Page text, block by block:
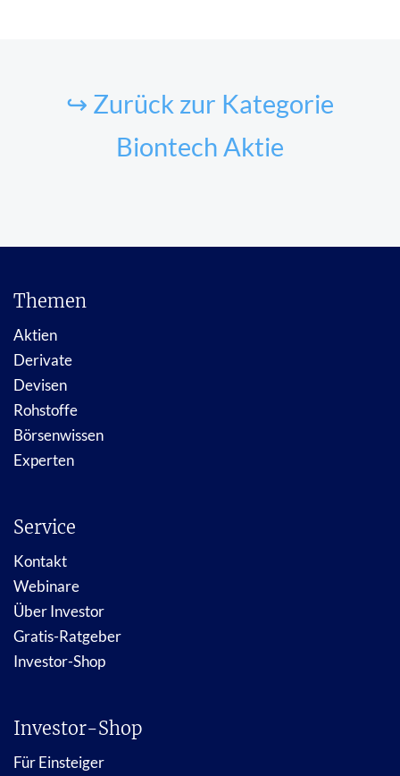
↪ Zurück zur Kategorie
Biontech Aktie
Themen
Aktien
Derivate
Devisen
Rohstoffe
Börsenwissen
Experten
Service
Kontakt
Webinare
Über Investor
Gratis-Ratgeber
Investor-Shop
Investor-Shop
Für Einsteiger